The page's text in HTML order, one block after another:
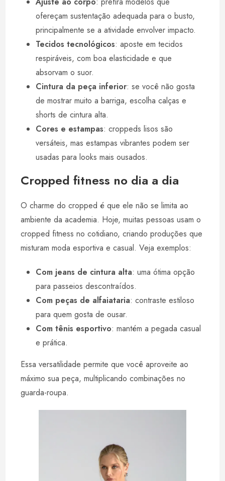
ofereçam sustentação adequada para o busto,
principalmente se a atividade envolver impacto.
Tecidos tecnológicos: aposte em tecidos
respiráveis, com boa elasticidade e que
absorvam o suor.
Cintura da peça inferior: se você não gosta
de mostrar muito a barriga, escolha calças e
shorts de cintura alta.
Cores e estampas: croppeds lisos são
versáteis, mas estampas vibrantes podem ser
usadas para looks mais ousados.
Cropped fitness no dia a dia
O charme do cropped é que ele não se limita ao
ambiente da academia. Hoje, muitas pessoas usam o
cropped fitness no cotidiano, criando produções que
misturam moda esportiva e casual. Veja exemplos:
Com jeans de cintura alta: uma ótima opção
para passeios descontraídos.
Com peças de alfaiataria: contraste estiloso
para quem gosta de ousar.
Com tênis esportivo: mantém a pegada casual
e prática.
Essa versatilidade permite que você aproveite ao
máximo sua peça, multiplicando combinações no
guarda-roupa.